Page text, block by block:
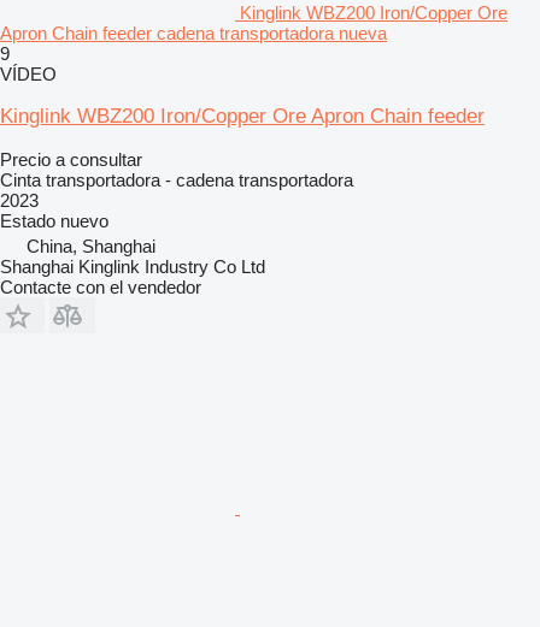
Kinglink WBZ200 Iron/Copper Ore
Apron Chain feeder cadena transportadora nueva
9
VÍDEO
Kinglink WBZ200 Iron/Copper Ore Apron Chain feeder
Precio a consultar
Cinta transportadora - cadena transportadora
2023
Estado nuevo
China, Shanghai
Shanghai Kinglink Industry Co Ltd
Contacte con el vendedor